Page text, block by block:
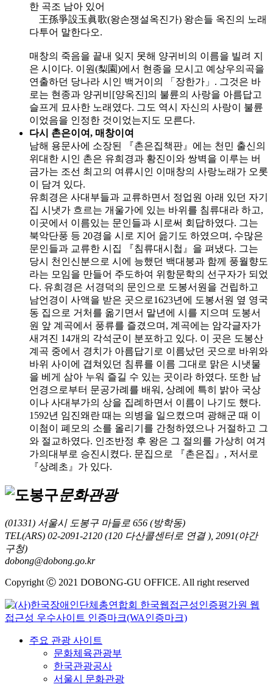
한 곡조 남아 있어
王孫爭設玉眞歌(왕손쟁설옥진가) 왕손들 옥진의 노래
다투어 말한다오.
매창의 죽음을 끝내 잊지 못해 양귀비의 이름을 빌려 지
은 시이다. 이원(梨園)에서 현종을 모시고 예상우의곡을
연출하던 당나라 시인 백거이의 「장한가」. 그것은 바
로는 현종과 양귀비[양옥진]의 불륜의 사랑을 아름답고
슬프게 묘사한 노래였다. 그도 역시 자신의 사랑이 불륜
이었음을 인정한 것이었는지도 모른다.
다시 촌은이여, 매창이여
남해 용문사에 소장된 『촌은집책판』에는 천민 출신의
위대한 시인 촌은 유희경과 황진이와 쌍벽을 이루는 버
금가는 조선 최고의 여류시인 이매창의 사랑노래가 오롯
이 담겨 있다.
유희경은 사대부들과 교류하면서 정업원 아래 있던 자기
집 시냇가 흐르는 개울가에 있는 바위를 침류대라 하고,
이곳에서 이름있는 문인들과 시로써 회답하였다. 그는
북악단풍 등 20경을 시로 지어 읊기도 하였으며, 수많은
문인들과 교류한 시집 『침류대시첩』을 펴냈다. 그는
당시 천인신분으로 시에 능했던 백대붕과 함께 풍월향도
라는 모임을 만들어 주도하여 위항문학의 선구자가 되었
다. 유희경은 서경덕의 문인으로 도봉서원을 건립하고
남언경이 사액을 받은 곳으로1623년에 도봉서원 옆 영국
동 집으로 거처를 옮기면서 말년에 시를 지으며 도봉서
원 앞 계곡에서 풍류를 즐겼으며, 계곡에는 암각글자가
새겨진 14개의 각석군이 분포하고 있다. 이 곳은 도봉산
계곡 중에서 경치가 아름답기로 이름났던 곳으로 바위와
바위 사이에 겹쳐있던 침류를 이름 그대로 맑은 시냇물
을 베게 삼아 누워 즐길 수 있는 곳이라 하였다. 또한 남
언경으로부터 문공가례를 배워, 상례에 특히 밝아 국상
이나 사대부가의 상을 집례하면서 이름이 나기도 했다.
1592년 임진왜란 때는 의병을 일으켰으며 광해군 때 이
이첨이 폐모의 소를 올리기를 간청하였으나 거절하고 그
와 절교하였다. 인조반정 후 왕은 그 절의를 가상히 여겨
가의대부로 승진시켰다. 문집으로 『촌은집』, 저서로
『상례초』가 있다.
문화관광
(01331) 서울시 도봉구 마들로 656 (방학동)
TEL(ARS) 02-2091-2120 (120 다산콜센터로 연결 ), 2091(야간
구청)
dobong@dobong.go.kr
Copyright Ⓒ 2021 DOBONG-GU OFFICE. All right reserved
주요 관광 사이트
문화체육관광부
한국관광공사
서울시 문화관광